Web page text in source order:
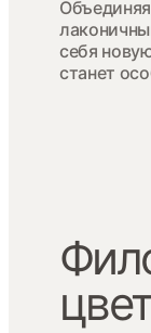
себя
станет